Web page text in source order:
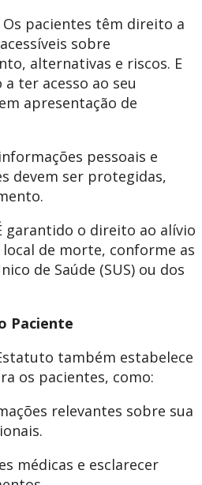
pacientes têm direito a
sobre
alternativas e riscos. ​E
ter acesso ao seu
apresentação de
pessoais e
devem ser protegidas,
garantido o direito ao alívio
de morte, conforme as
de Saúde (SUS) ou dos
Paciente
também estabelece
os pacientes, como:
relevantes sobre sua
médicas e esclarecer